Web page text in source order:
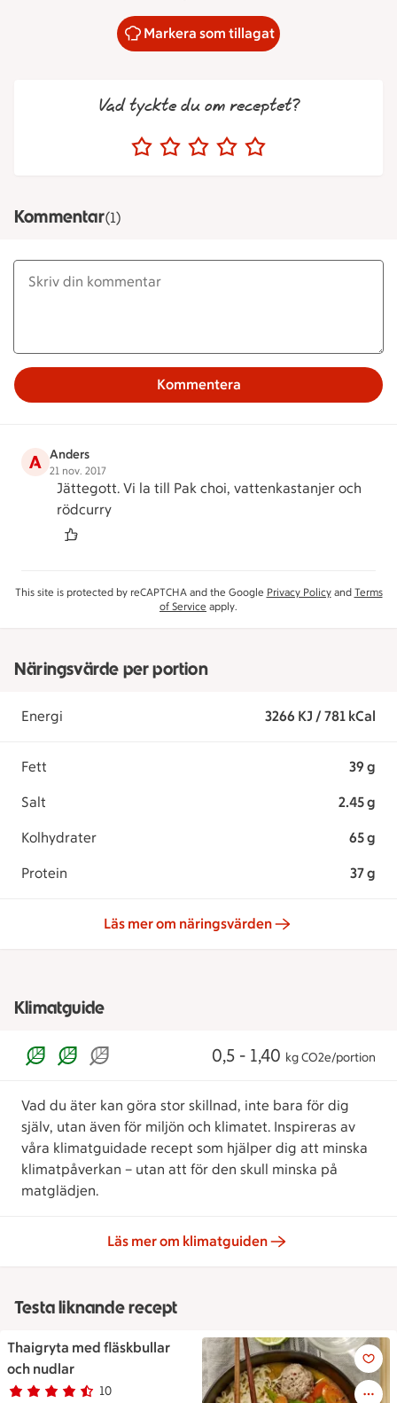
Markera som tillagat
Vad tyckte du om receptet?
Kommentar(1)
Kommentera
A Anders
21 nov. 2017
Jättegott. Vi la till Pak choi, vattenkastanjer och
rödcurry
This site is protected by reCAPTCHA and the Google Privacy Policyand Terms
of Service apply.
Näringsvärde per portion
Energi 3266 KJ / 781 kCal
Fett 39 g
Salt 2.45 g
Kolhydrater 65 g
Protein 37 g
Läs mer om näringsvärden
Klimatguide
0,5 - 1,40 kg CO2e/portion
Vad du äter kan göra stor skillnad, inte bara för dig
själv, utan även för miljön och klimatet. Inspireras av
våra klimatguidade recept som hjälper dig att minska
klimatpåverkan – utan att för den skull minska på
matglädjen.
Läs mer om klimatguiden
Testa liknande recept
Thaigryta med fläskbullar
och nudlar
Betyg 4.1 av 5. 10
10 personer har röstat
Thaigryta med fläskbullar